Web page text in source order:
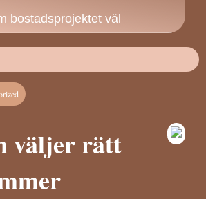
bostadsprojektet väl
väljer rätt